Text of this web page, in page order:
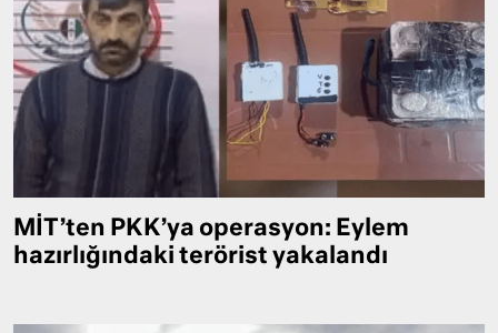
MİT’ten PKK’ya operasyon: Eylem
hazırlığındaki terörist yakalandı